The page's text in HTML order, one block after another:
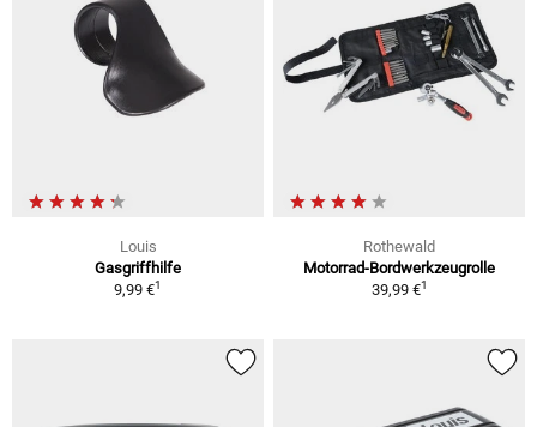
Louis
Gasgriffhilfe
9,99 €1
Rothewald
Motorrad-Bordwerkzeugrolle
39,99 €1